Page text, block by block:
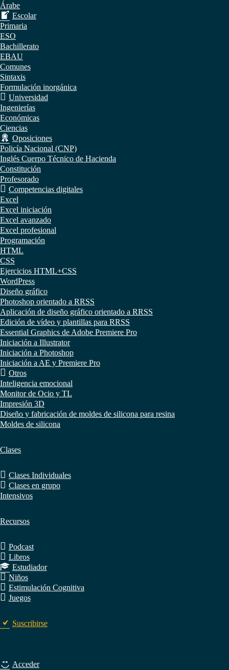
Árabe
Escolar
Primaria
ESO
Bachillerato
EBAU
Comunes
Sintaxis
Formulación inorgánica
Universidad
Ingenierías
Económicas
Ciencias
Oposiciones
Policía Nacional (CNP)
Inglés Cuerpo Técnico de Hacienda
Constitución
Profesorado
Competencias digitales
Excel
Excel iniciación
Excel avanzado
Excel profesional
Programación
HTML
CSS
Ejercicios HTML+CSS
WordPress
Diseño gráfico
Photoshop orientado a RRSS
Aplicación de diseño gráfico orientado a RRSS
Edición de vídeo y plantillas para RRSS
Essential Graphics de Adobe Premiere Pro
Iniciación a Illustrator
Iniciación a Photoshop
Iniciación a AE y Premiere Pro
Otros
Inteligencia emocional
Monitor de Ocio y TL
Impresión 3D
Diseño y fabricación de moldes de silicona para resina
Moldes de silicona
Clases
Clases Individuales
Clases en grupo
Intensivos
Recursos
Podcast
Libros
Estudiador
Niños
Estimulación Cognitiva
Juegos
Suscribirse
Acceder